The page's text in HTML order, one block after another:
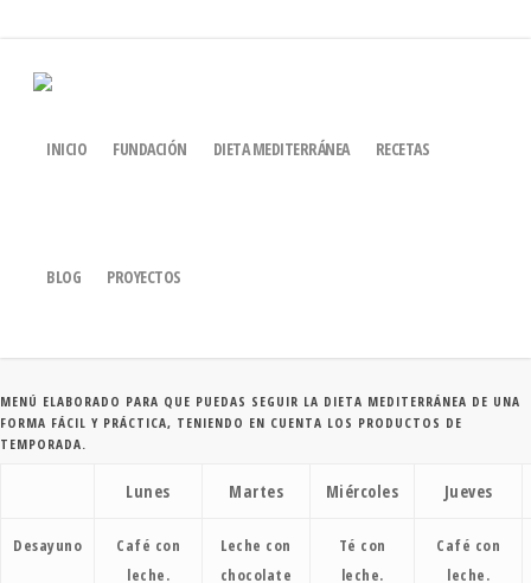
INICIO FUNDACIÓN DIETA MEDITERRÁNEA RECETAS
BLOG PROYECTOS
MENÚS PARA LA
MAYO DE 2017
MENÚ ELABORADO PARA QUE PUEDAS SEGUIR LA DIETA MEDITERRÁNEA DE UNA
FORMA FÁCIL Y PRÁCTICA, TENIENDO EN CUENTA LOS PRODUCTOS DE
TEMPORADA.
Lunes Martes Miércoles Jueves
Desayuno
Café con
leche.
Leche con
chocolate
Té con
leche.
Café con
leche.